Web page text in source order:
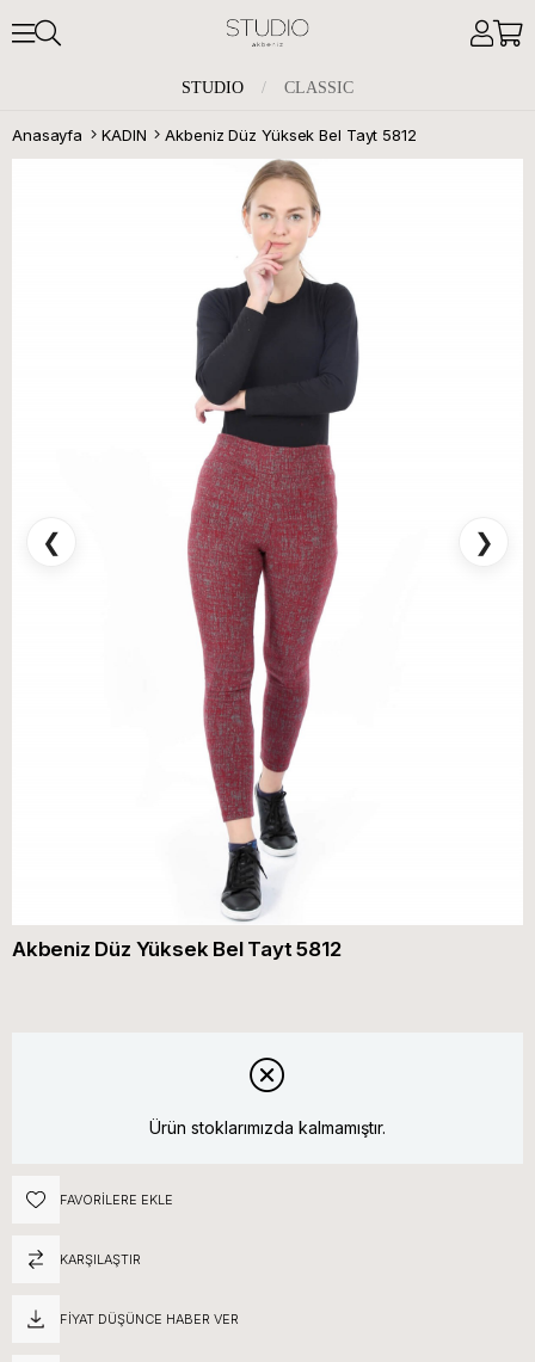
STUDIO / CLASSIC
Anasayfa KADIN Akbeniz Düz Yüksek Bel Tayt 5812
❮ ❯
Akbeniz Düz Yüksek Bel Tayt 5812
Ürün stoklarımızda kalmamıştır.
FAVORILERE EKLE
KARŞILAŞTIR
FIYAT DÜŞÜNCE HABER VER